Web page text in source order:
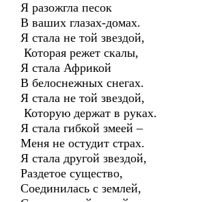
Я разожгла песок
В ваших глазах-домах.
Я стала не той звездой,
Которая режет скалы,
Я стала Африкой
В белоснежных снегах.
Я стала не той звездой,
Которую держат в руках.
Я стала гибкой змеей –
Меня не остудит страх.
Я стала другой звездой,
Раздетое существо,
Соединилась с землей,